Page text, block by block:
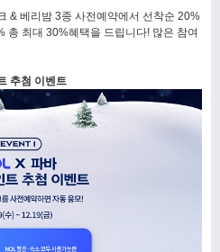
& 베리밤 3종 사전예약에서 선착순 20%
총 최대 30%혜택을 드립니다! 많은 참여
추첨 이벤트